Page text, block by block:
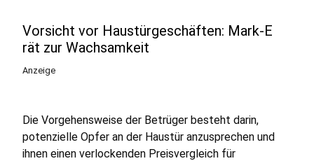
Vorsicht vor Haustürgeschäften: Mark-E
rät zur Wachsamkeit
Anzeige
Die Vorgehensweise der Betrüger besteht darin,
potenzielle Opfer an der Haustür anzusprechen und
ihnen einen verlockenden Preisvergleich für